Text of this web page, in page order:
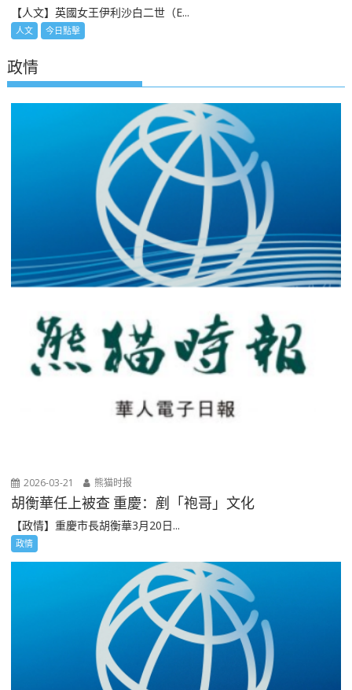
【人文】英國女王伊利沙白二世（E...
人文 今日點擊
政情
2026-03-21 熊猫时报
胡衡華任上被查 重慶：剷「袍哥」文化
【政情】重慶市長胡衡華3月20日...
政情